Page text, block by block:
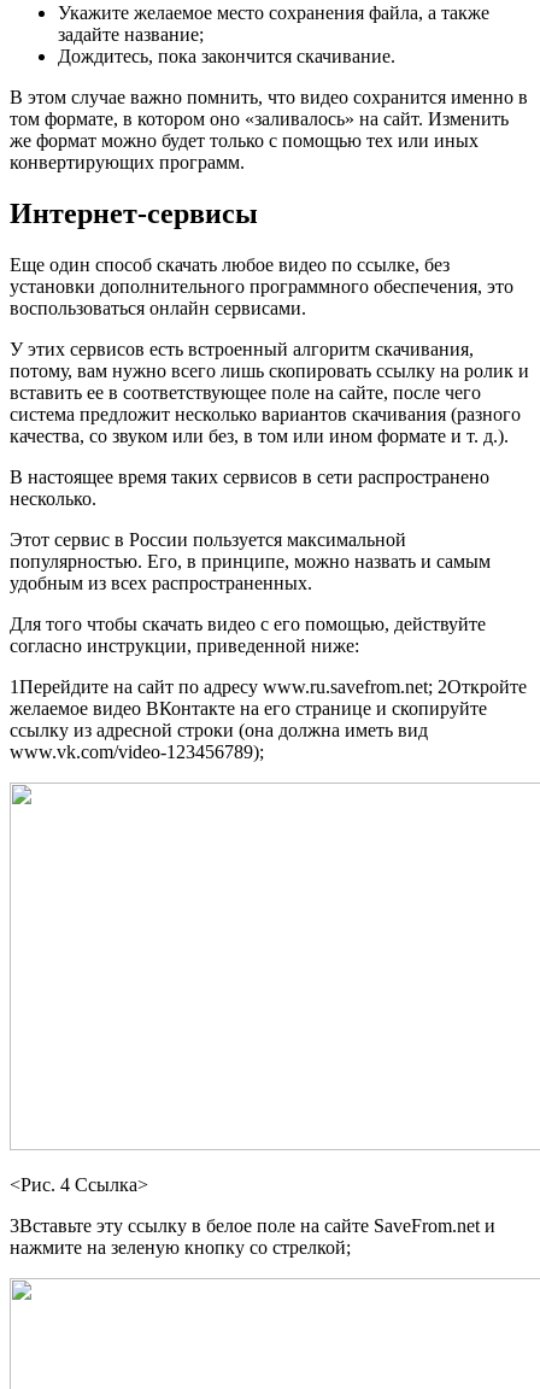
Укажите желаемое место сохранения файла, а также
задайте название;
Дождитесь, пока закончится скачивание.
В этом случае важно помнить, что видео сохранится именно в
том формате, в котором оно «заливалось» на сайт. Изменить
же формат можно будет только с помощью тех или иных
конвертирующих программ.
Интернет-сервисы
Еще один способ скачать любое видео по ссылке, без
установки дополнительного программного обеспечения, это
воспользоваться онлайн сервисами.
У этих сервисов есть встроенный алгоритм скачивания,
потому, вам нужно всего лишь скопировать ссылку на ролик и
вставить ее в соответствующее поле на сайте, после чего
система предложит несколько вариантов скачивания (разного
качества, со звуком или без, в том или ином формате и т. д.).
В настоящее время таких сервисов в сети распространено
несколько.
Этот сервис в России пользуется максимальной
популярностью. Его, в принципе, можно назвать и самым
удобным из всех распространенных.
Для того чтобы скачать видео с его помощью, действуйте
согласно инструкции, приведенной ниже:
1Перейдите на сайт по адресу www.ru.savefrom.net; 2Откройте
желаемое видео ВКонтакте на его странице и скопируйте
ссылку из адресной строки (она должна иметь вид
www.vk.com/video-123456789);
<Рис. 4 Ссылка>
3Вставьте эту ссылку в белое поле на сайте SaveFrom.net и
нажмите на зеленую кнопку со стрелкой;